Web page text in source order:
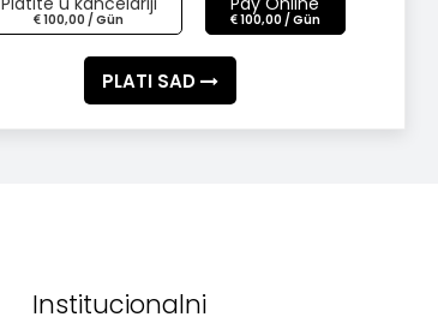
100,00 / Gün 100,00 / Gün
PLATI SAD
Institucionalni